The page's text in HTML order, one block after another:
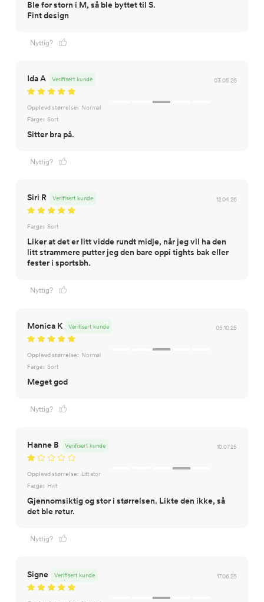
Ble for storn i M, så ble byttet til S.
Fint design
Nyttig?
Ida A 03.05.26
Verifisert kunde
Opplevd størrelse: Normal
Farge: Sort
Sitter bra på.
Nyttig?
Siri R 12.04.26
Verifisert kunde
Farge: Sort
Liker at det er litt vidde rundt midje, når jeg vil ha den
litt strammere putter jeg den bare oppi tights bak eller
fester i sportsbh.
Nyttig?
Monica K 05.10.25
Verifisert kunde
Opplevd størrelse: Normal
Farge: Sort
Nyttig?
Hanne B 10.07.25
Verifisert kunde
Opplevd størrelse: Litt stor
Farge: Hvit
Gjennomsiktig og stor i størrelsen. Likte den ikke, så
det ble retur.
Nyttig?
Signe 17.06.25
Verifisert kunde